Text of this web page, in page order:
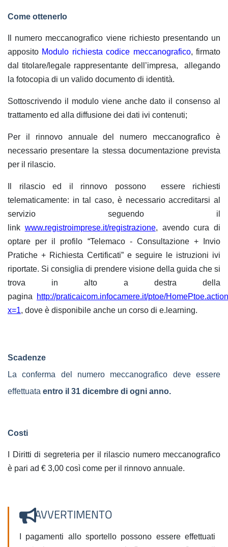
Come ottenerlo
Il numero meccanografico viene richiesto presentando un
apposito Modulo richiesta codice meccanografico, firmato
dal titolare/legale rappresentante dell’impresa, a llegando
la fotocopia di un valido documento di identità.
Sottoscrivendo il modulo viene anche dato il consenso al
trattamento ed alla diffusione dei dati ivi contenuti;
Per il rinnovo annualedel numero meccanografico è
necessario presentare la stessa documentazione prevista
per il rilascio.
Il rilascio ed il rinnovo possono essere richiesti
telematicamente: in tal caso, è necessario accreditarsi al
servizio seguendo il
link www.registroimprese.it/registrazione, avendo cura di
optare per il profilo “Telemaco - Consultazione + Invio
Pratiche + Richiesta Certificati” e seguire le istruzioni ivi
riportate. Si consiglia di prendere visione della guida che si
trova in alto a destra della
pagina
http://praticaicom.infocamere.it/ptoe/
x=1, dove è disponibile anche un corso di e.learning.
Scadenze
La conferma del numero meccanografico deve essere
effettuata entro il 31 dicembre di ogni anno.
Costi
I Diritti di segreteria per il rilascio numero meccanografico
è pari ad € 3,00 così come per il rinnovo annuale.
AVVERTIMENTO
I pagamenti allo sportello possono essere effettuati